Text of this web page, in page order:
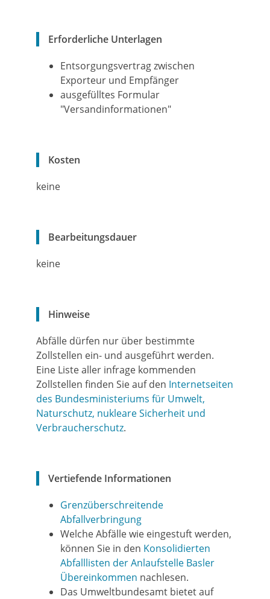
Erforderliche Unterlagen
Entsorgungsvertrag zwischen
Exporteur und Empfänger
ausgefülltes Formular
"Versandinformationen"
Kosten
keine
Bearbeitungsdauer
keine
Hinweise
Abfälle dürfen nur über bestimmte
Zollstellen ein- und ausgeführt werden.
Eine Liste aller infrage kommenden
Zollstellen finden Sie auf den Internetseiten
des Bundesministeriums für Umwelt,
Naturschutz, nukleare Sicherheit und
Verbraucherschutz.
Vertiefende Informationen
Grenzüberschreitende
Abfallverbringung
Welche Abfälle wie eingestuft werden,
können Sie in den Konsolidierten
Abfalllisten der Anlaufstelle Basler
Übereinkommen nachlesen.
Das Umweltbundesamt bietet auf